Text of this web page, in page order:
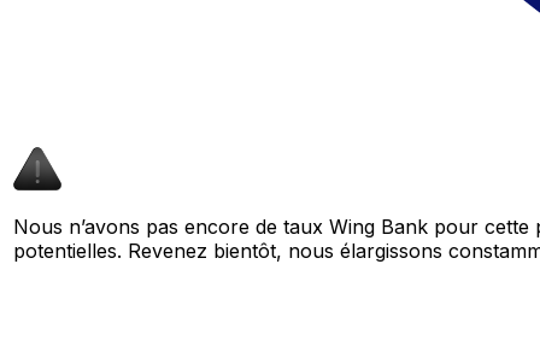
Nous n’avons pas encore de taux Wing Bank pour
potentielles. Revenez bientôt, nous élargissons